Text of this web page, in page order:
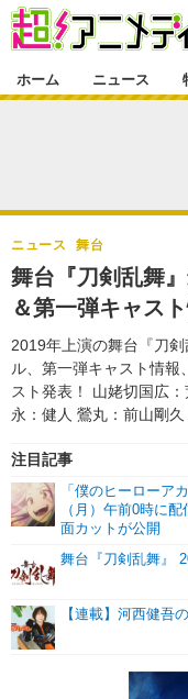
ゲーム・アプリ
グッズ
声優
舞台
特集一覧
ラキりす
連載マンガ
連載マンガ一覧
番組・動画
番組・動画一覧
動画
連載・ブログ
連載・ブログ一覧
編集部ブログ・お知
ホーム ニュース
舞台『刀剣乱舞
＆第一弾キャス
2019年上演の舞台『刀
ル、第一弾キャスト情
スト発表！ 山姥切国広
永：健人 鶯丸：前山剛久
ニュース 舞台
注目記事
「僕のヒーローア
（月）午前0時に
面カットが公開
舞台『刀剣乱舞』
【連載】河西健吾